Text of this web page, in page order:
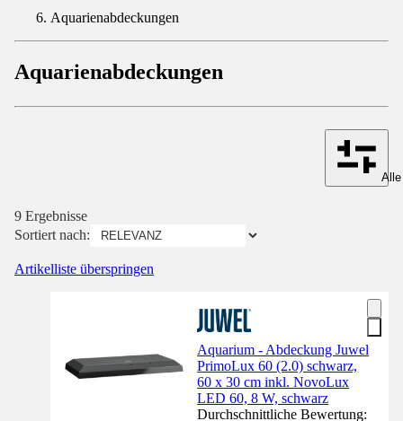
Aquarienabdeckungen
Aquarienabdeckungen
9 Ergebnisse
Sortiert nach:
Artikelliste überspringen
Aquarium - Abdeckung Juwel
PrimoLux 60 (2.0) schwarz,
60 x 30 cm inkl. NovoLux
LED 60, 8 W, schwarz
Durchschnittliche Bewertung: